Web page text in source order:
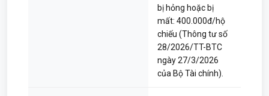
bị hỏng hoặc bị
mất: 400.000đ/hộ
chiếu (Thông tư số
28/2026/TT-BTC
ngày 27/3/2026
của Bộ Tài chính).